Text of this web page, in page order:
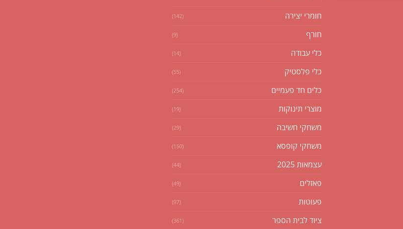
חומרי יצירה (142)
חורף (9)
כלי עבודה (14)
כלי פלסטיק (55)
כלים חד פעמיים (254)
מוצרי תינוקות (19)
משחקי חשיבה (29)
משחקי קופסא (150)
עצמאות 2025 (44)
פאזלים (49)
פעוטות (97)
ציוד לבית הספר (361)